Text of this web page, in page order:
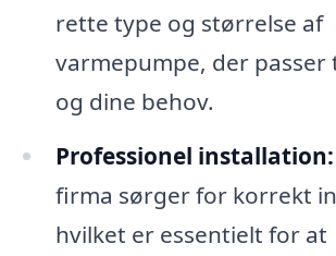
rette type og størrelse af
varmepumpe, der passer
og dine behov.
Professionel installation:
firma sørger for korrekt
hvilket er essentielt for at